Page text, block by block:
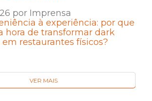
por Imprensa
à experiência: por que
hora de transformar dark
restaurantes físicos?
VER MAIS